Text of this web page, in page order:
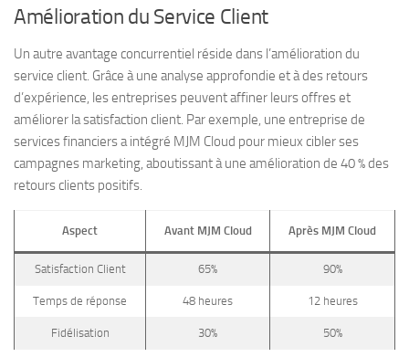
Amélioration du Service Client
Un autre avantage concurrentiel réside dans l’amélioration du
service client. Grâce à une analyse approfondie et à des retours
d’expérience, les entreprises peuvent affiner leurs offres et
améliorer la satisfaction client. Par exemple, une entreprise de
services financiers a intégré MJM Cloud pour mieux cibler ses
campagnes marketing, aboutissant à une amélioration de 40 % des
retours clients positifs.
Aspect Avant MJM Cloud Après MJM Cloud
Satisfaction Client 65% 90%
Temps de réponse 48 heures 12 heures
Fidélisation 30% 50%